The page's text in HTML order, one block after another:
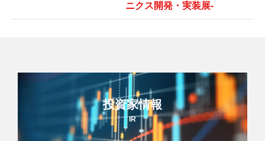
ニクス開発・実装展-
投資家情報
IR